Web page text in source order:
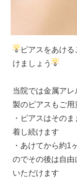
ピアスをあけ
けましょう
当院では金属ア
製のピアスもご
・ピアスはその
着し続けます
・あけてから約1
のでその後は自
いただけます